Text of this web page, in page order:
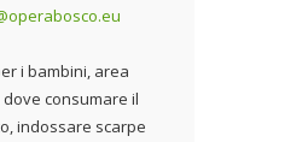
i bambini, area
consumare il
indossare scarpe